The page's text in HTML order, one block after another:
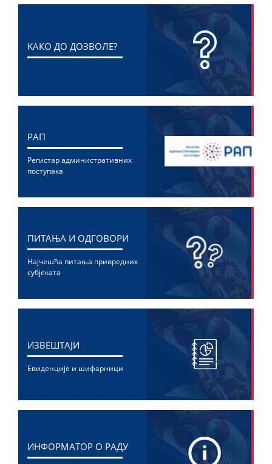
KАКО ДО ДОЗВОЛЕ?
РАП
Регистар административних
поступака
ПИТАЊА И ОДГОВОРИ
Најчешћа питања привредних
субјеката
ИЗВЕШТАЈИ
Евиденције и шифарници
ИНФОРМАТОР О РАДУ